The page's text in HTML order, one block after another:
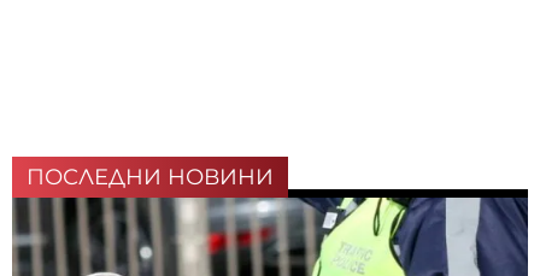
ПОСЛЕДНИ НОВИНИ